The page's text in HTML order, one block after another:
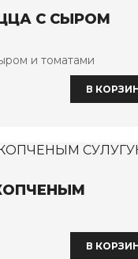
С СЫРОМ
и томатами
В
В